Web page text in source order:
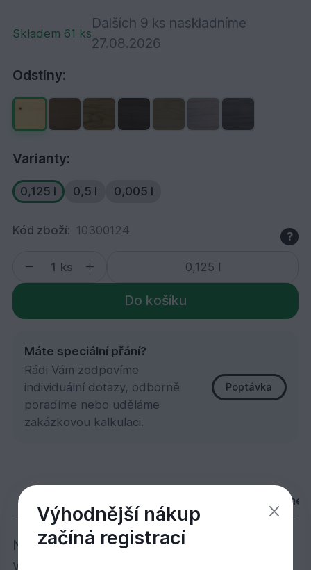
Skladem 61 ks
Dalších 9 ks naskladníme
27.08.2026
Odstíny:
Varianty:
0,125 l 0,5 l 0,005 l
Kód zboží: 10300124 ?
ks
Do košíku
Máte speciální přání?
Rádi Vám zodpovíme
individuální dotazy, odborně
poradíme nebo uděláme
zakázkovou kalkulaci.
Poptávka
454,96Kč
Nátěr s kombinací oleje a vosku – speciálně
vyvinutý k úpravě povrchu nábytku a
Výhodnější nákup
začíná registrací